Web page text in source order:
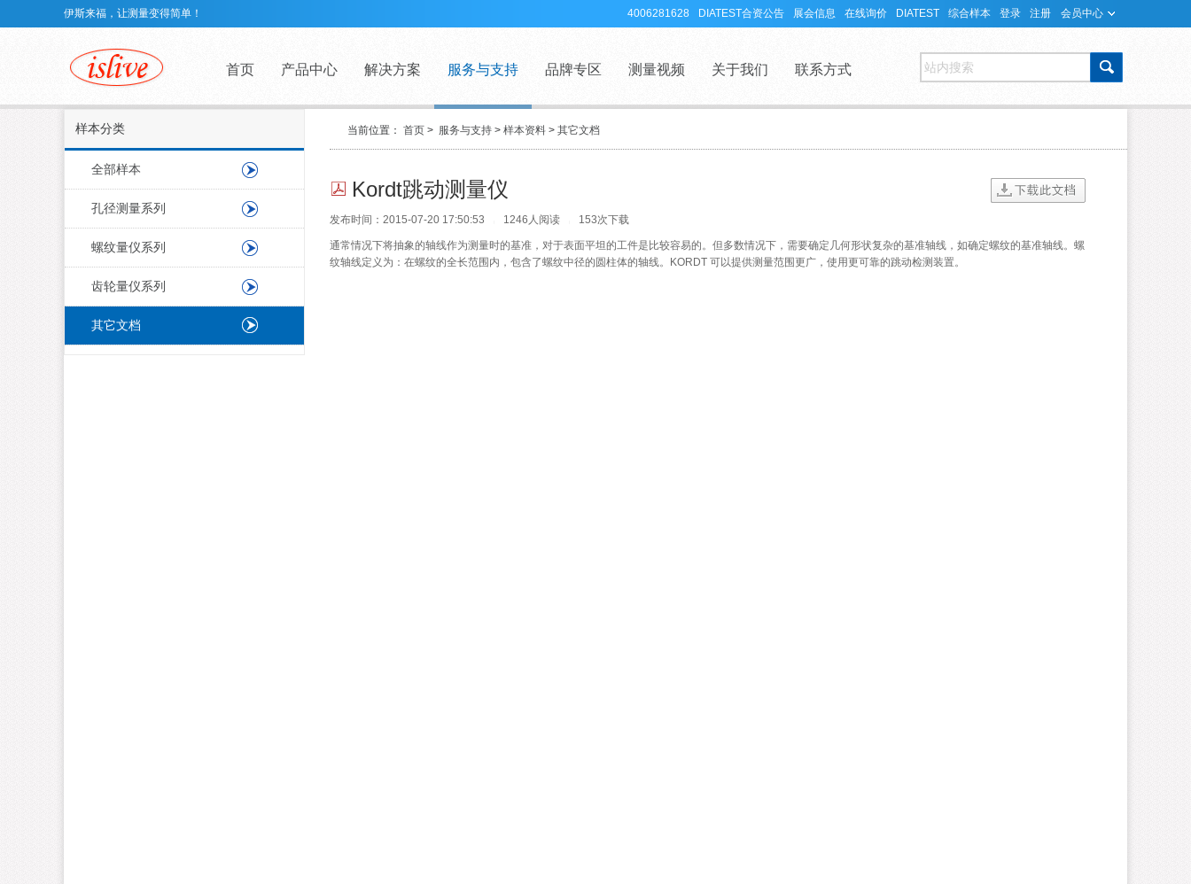
伊斯来福，让测量变得简单！ 4006281628 DIATEST合资公告 展会信息 在线询价 DIATEST 综合样本 登录 注册 会员中心
首页 产品中心 解决方案 服务与支持 品牌专区 测量视频 关于我们 联系方式 站内搜索
样本分类
全部样本
孔径测量系列
螺纹量仪系列
齿轮量仪系列
其它文档
当前位置： 首页 > 服务与支持 > 样本资料 > 其它文档
Kordt跳动测量仪
发布时间：2015-07-20 17:50:53 1246人阅读 153次下载
通常情况下将抽象的轴线作为测量时的基准，对于表面平坦的工件是比较容易的。但多数情况下，需要确定几何形状复杂的基准轴线，如确定螺纹的基准轴线。螺
纹轴线定义为：在螺纹的全长范围内，包含了螺纹中径的圆柱体的轴线。KORDT 可以提供测量范围更广，使用更可靠的跳动检测装置。